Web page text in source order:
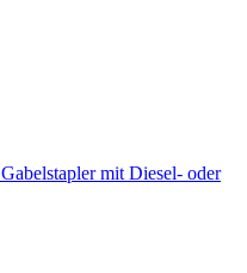
Gabelstapler mit Diesel- oder